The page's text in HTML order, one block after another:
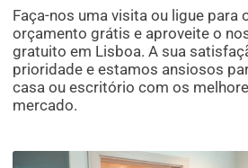
Faça-nos uma visita ou ligue para
orçamento grátis e aproveite o
gratuito em Lisboa. A sua
prioridade e estamos ansiosos
casa ou escritório com os
mercado.